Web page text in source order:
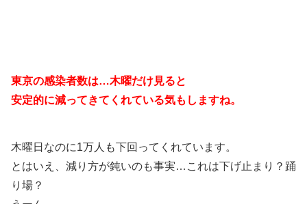
東京の感染者数は…木曜だけ見ると
安定的に減ってきてくれている気もしますね。
木曜日なのに1万人も下回ってくれています。
とはいえ、減り方が鈍いのも事実…これは下げ止まり？踊
り場？